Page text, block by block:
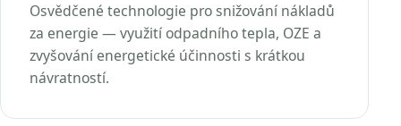
Osvědčené technologie pro snižování nákladů
za energie — využití odpadního tepla, OZE a
zvyšování energetické účinnosti s krátkou
návratností.